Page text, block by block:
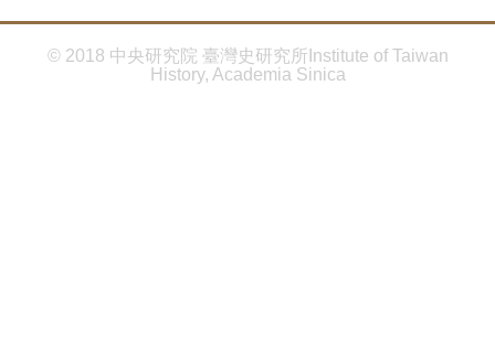
© 2018 中央研究院 臺灣史研究所Institute of Taiwan
History, Academia Sinica